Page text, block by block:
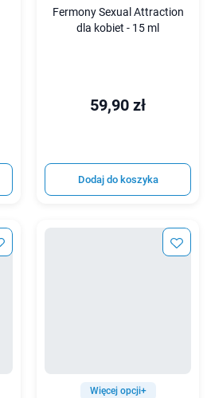
Fermony Sexual Attraction
dla kobiet - 15 ml
59,90 zł
Dodaj do koszyka
Więcej opcji+